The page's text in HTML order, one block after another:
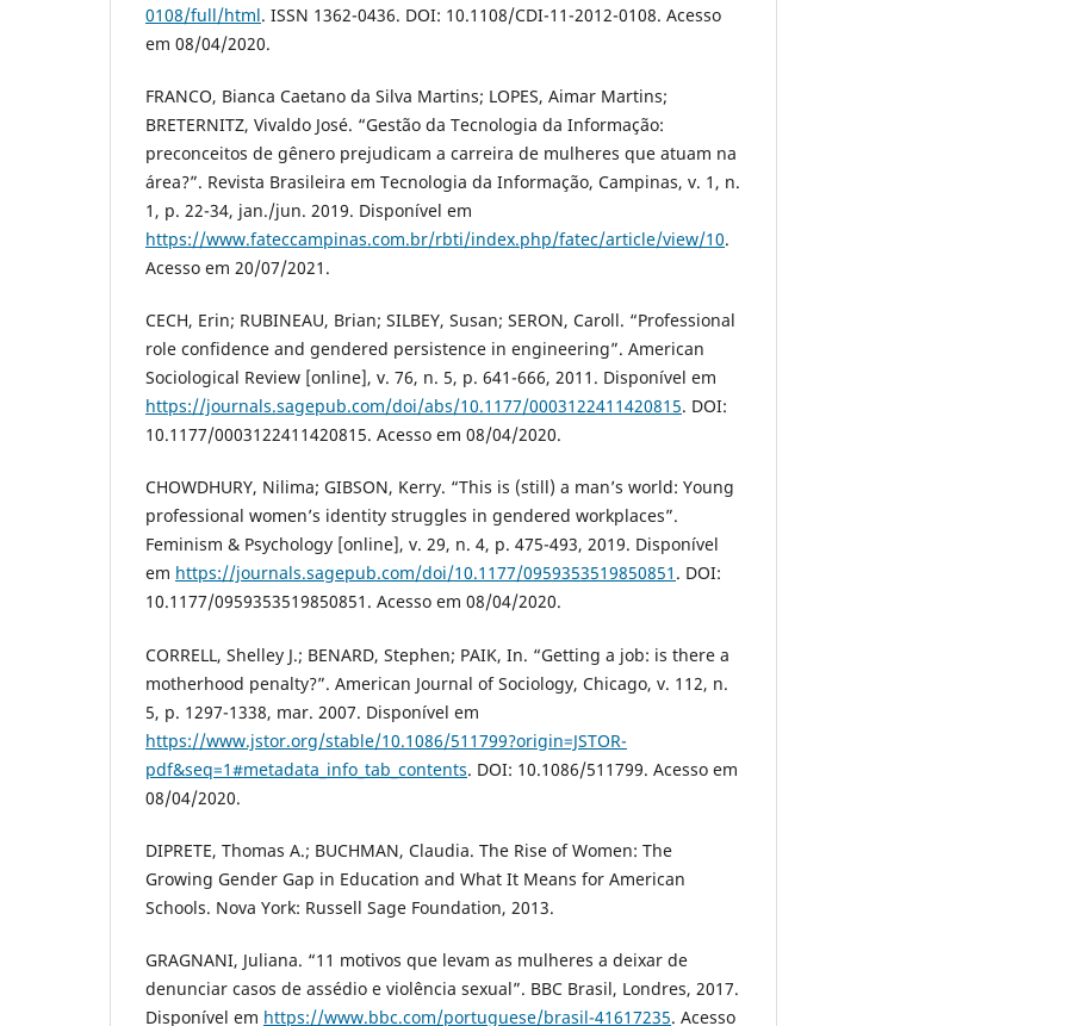
0108/full/html. ISSN 1362-0436. DOI: 10.1108/CDI-11-2012-0108. Acesso
em 08/04/2020.
FRANCO, Bianca Caetano da Silva Martins; LOPES, Aimar Martins;
BRETERNITZ, Vivaldo José. “Gestão da Tecnologia da Informação:
preconceitos de gênero prejudicam a carreira de mulheres que atuam na
área?”. Revista Brasileira em Tecnologia da Informação, Campinas, v. 1, n.
1, p. 22-34, jan./jun. 2019. Disponível em
https://www.fateccampinas.com.br/rbti/index.php/fatec/article/view/10.
Acesso em 20/07/2021.
CECH, Erin; RUBINEAU, Brian; SILBEY, Susan; SERON, Caroll. “Professional
role confidence and gendered persistence in engineering”. American
Sociological Review [online], v. 76, n. 5, p. 641-666, 2011. Disponível em
https://journals.sagepub.com/doi/abs/10.1177/0003122411420815. DOI:
10.1177/0003122411420815. Acesso em 08/04/2020.
CHOWDHURY, Nilima; GIBSON, Kerry. “This is (still) a man’s world: Young
professional women’s identity struggles in gendered workplaces”.
Feminism & Psychology [online], v. 29, n. 4, p. 475-493, 2019. Disponível
em https://journals.sagepub.com/doi/10.1177/0959353519850851 . DOI:
10.1177/0959353519850851. Acesso em 08/04/2020.
CORRELL, Shelley J.; BENARD, Stephen; PAIK, In. “Getting a job: is there a
motherhood penalty?”. American Journal of Sociology, Chicago, v. 112, n.
5, p. 1297-1338, mar. 2007. Disponível em
https://www.jstor.org/stable/10.1086/511799?origin=JSTOR-
pdf&seq=1#metadata_info_tab_contents. DOI: 10.1086/511799. Acesso em
08/04/2020.
DIPRETE, Thomas A.; BUCHMAN, Claudia. The Rise of Women: The
Growing Gender Gap in Education and What It Means for American
Schools. Nova York: Russell Sage Foundation, 2013.
GRAGNANI, Juliana. “11 motivos que levam as mulheres a deixar de
denunciar casos de assédio e violência sexual”. BBC Brasil, Londres, 2017.
Disponível em https://www.bbc.com/portuguese/brasil-41617235. Acesso